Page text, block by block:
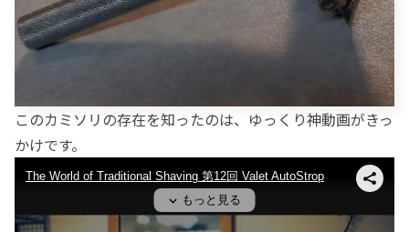
古い規格の替刃をきれいにする
旧VALET替刃を、ハイステンレス
函FAS-10とも比較
このカミソリの存在を知ったのは、ゆっくり神動画がきっ
かけです。